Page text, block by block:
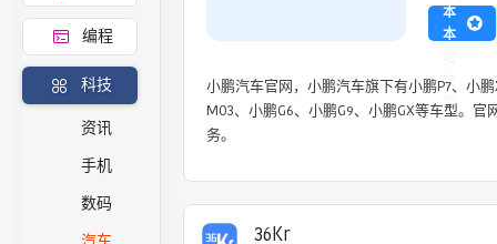
编程
科技
资讯
手机
数码
本
本
主
页
小鹏汽车官网，小鹏汽车旗下有小鹏P7、小
M03、小鹏G6、小鹏G9、小鹏GX等车型。
务。
36Kr